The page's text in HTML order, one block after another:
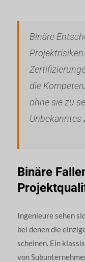
Binäre
die
ohne sie zu
Unbekanntes
Binäre
Ingenieure sehen
bei denen die
scheinen. Ein
von